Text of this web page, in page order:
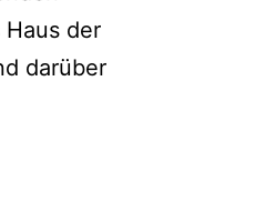
der
dar­über